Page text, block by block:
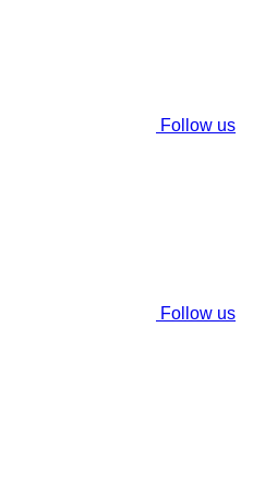
Follow us
Follow us